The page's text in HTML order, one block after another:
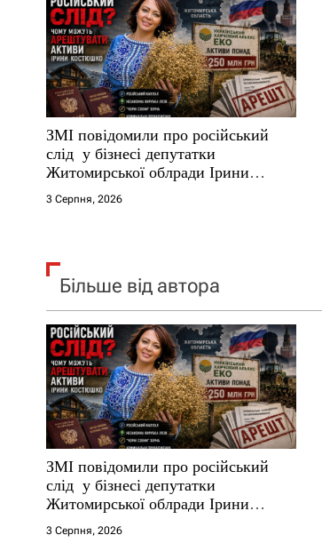
п
и
с
і
в
ЗМІ повідомили про російський
слід у бізнесі депутатки
Житомирської облради Ірини
Костюшко та чому можуть
арештувати її активи
3 Серпня, 2026
Більше від автора
ЗМІ повідомили про російський
слід у бізнесі депутатки
Житомирської облради Ірини
Костюшко та чому можуть
арештувати її активи
3 Серпня, 2026